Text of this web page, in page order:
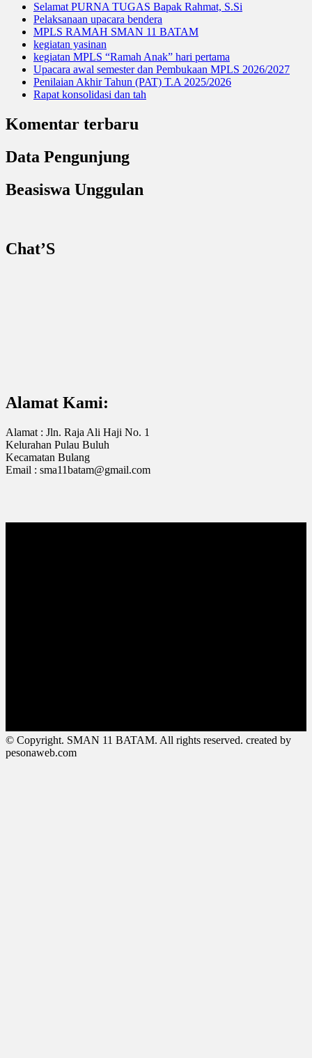
Selamat PURNA TUGAS Bapak Rahmat, S.Si
Pelaksanaan upacara bendera
MPLS RAMAH SMAN 11 BATAM
kegiatan yasinan
kegiatan MPLS “Ramah Anak” hari pertama
Upacara awal semester dan Pembukaan MPLS 2026/2027
Penilaian Akhir Tahun (PAT) T.A 2025/2026
Rapat konsolidasi dan tah
Komentar terbaru
Data Pengunjung
Beasiswa Unggulan
Chat’S
Alamat Kami:
Alamat : Jln. Raja Ali Haji No. 1
Kelurahan Pulau Buluh
Kecamatan Bulang
Email : sma11batam@gmail.com
© Copyright. SMAN 11 BATAM. All rights reserved. created by
pesonaweb.com